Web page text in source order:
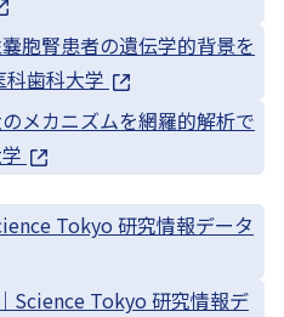
胞腎患者の遺伝学的背景を
歯科大学
メカニズムを網羅的解析で
Tokyo 研究情報データ
Science Tokyo 研究情報デ